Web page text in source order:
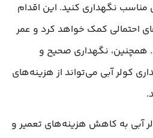
مناسب نگهداری کنید. این اقدام
احتمالی کمک خواهد کرد و عمر
همچنین، نگهداری صحیح و
کولر آبی می‌تواند از هزینه‌های
آبی به کاهش هزینه‌های تعمیر و